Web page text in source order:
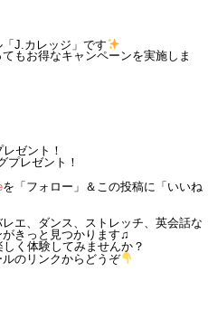
J.カレッジ」です
もお得なキャンペーンを実施しま
ゼント！
レゼント！
を「フォロー」＆この投稿に「いいね
エ、ダンス、ストレッチ、英会話な
きっと見つかります♫
く体験してみませんか？
のリンクからどうぞ